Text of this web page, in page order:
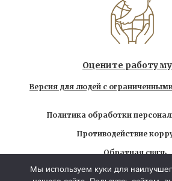
Оцените работу
Версия для людей с
Политика обработки
Противодействие
Обратная связь
Использование любых
Мы используем куки для